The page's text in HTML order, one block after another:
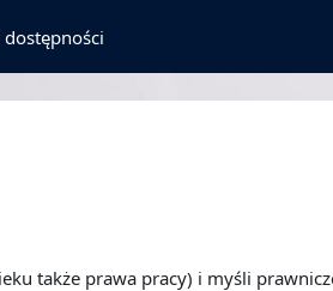
dostępności
także prawa pracy) i myśli